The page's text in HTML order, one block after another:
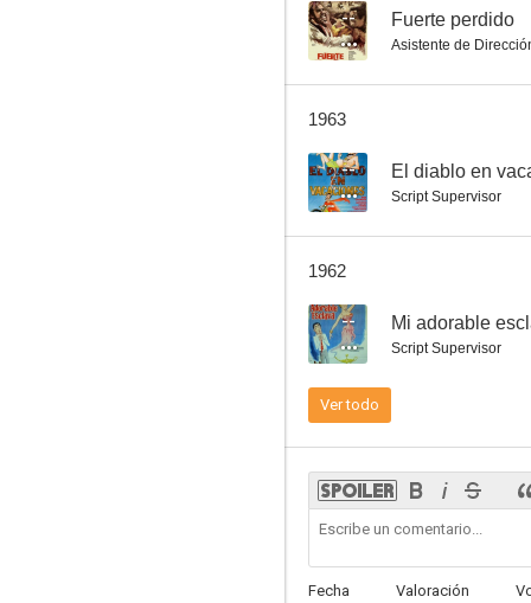
-- Fuerte perdido
Asistente de
1963
-- El diablo en
Script Supervisor
1962
-- Mi adorable
Script Supervisor
Ver todo
Fecha Valoración